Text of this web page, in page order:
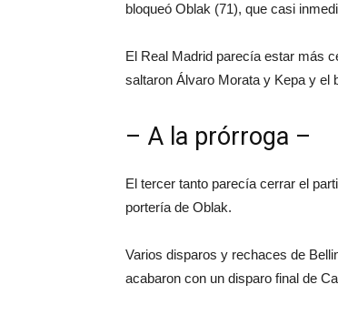
bloqueó Oblak (71), que casi
El Real Madrid parecía estar más
saltaron Álvaro Morata y Kepa y el
– A la prórroga –
El tercer tanto parecía cerrar el
portería de Oblak.
Varios disparos y rechaces de
acabaron con un disparo final de